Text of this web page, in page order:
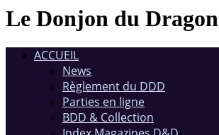
Le Donjon du Dragon
ACCUEIL
News
Règlement du DDD
Parties en ligne
BDD & Collection